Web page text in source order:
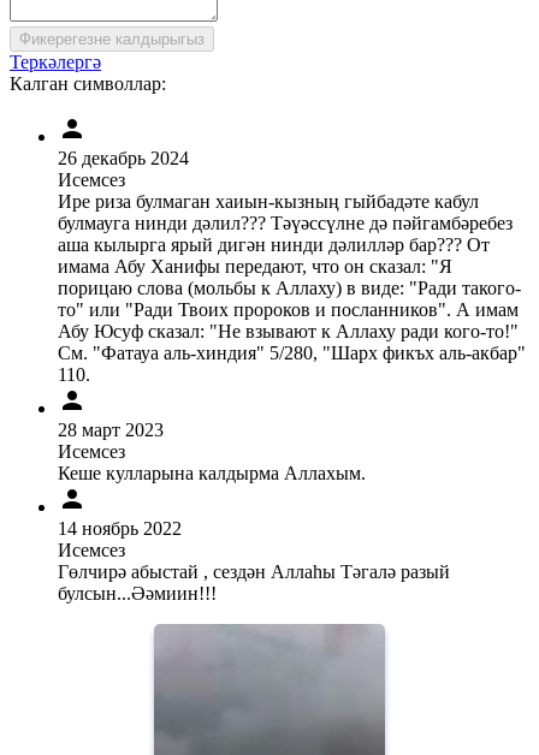
Фикерегезне калдырыгыз
Теркәлергә
Калган символлар:
26 декабрь 2024
Исемсез
Ире риза булмаган хаиын-кызның гыйбадәте кабул
булмауга нинди дәлил??? Тәүәссүлне дә пәйгамбәребез
аша кылырга ярый дигән нинди дәлилләр бар??? От
имама Абу Ханифы передают, что он сказал: "Я
порицаю слова (мольбы к Аллаху) в виде: "Ради такого-
то" или "Ради Твоих пророков и посланников". А имам
Абу Юсуф сказал: "Не взывают к Аллаху ради кого-то!"
См. "Фатауа аль-хиндия" 5/280, "Шарх фикъх аль-акбар"
110.
28 март 2023
Исемсез
Кеше кулларына калдырма Аллахым.
14 ноябрь 2022
Исемсез
Гөлчирә абыстай , сездән Аллаһы Тәгалә разый
булсын...Әәмиин!!!